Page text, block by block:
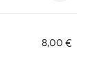
8,00 €